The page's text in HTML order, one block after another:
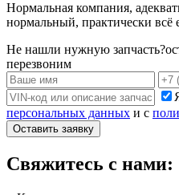
Нормальная компания,
нормальный, практически всё
Не нашли нужную запчасть?
перезвоним
персональных данных и с
Оставить заявку
Свяжитесь с нами: